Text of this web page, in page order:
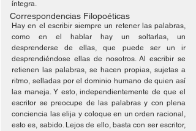
Correspondencias Filopoéticas
íntegra.
Hay en el escribir siempre un retener las palabras,
como en el hablar hay un soltarlas, un
desprenderse de ellas, que puede ser un ir
desprendiéndose ellas de nosotros. Al escribir se
retienen las palabras, se hacen propias, sujetas a
ritmo, selladas por el dominio humano de quien así
las maneja. Y esto, independientemente de que el
escritor se preocupe de las palabras y con plena
conciencia las elija y coloque en un orden racional,
esto es, sabido. Lejos de ello, basta con ser escritor,